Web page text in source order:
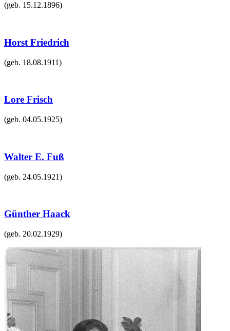
(geb. 15.12.1896)
Horst Friedrich
(geb. 18.08.1911)
Lore Frisch
(geb. 04.05.1925)
Walter E. Fuß
(geb. 24.05.1921)
Günther Haack
(geb. 20.02.1929)